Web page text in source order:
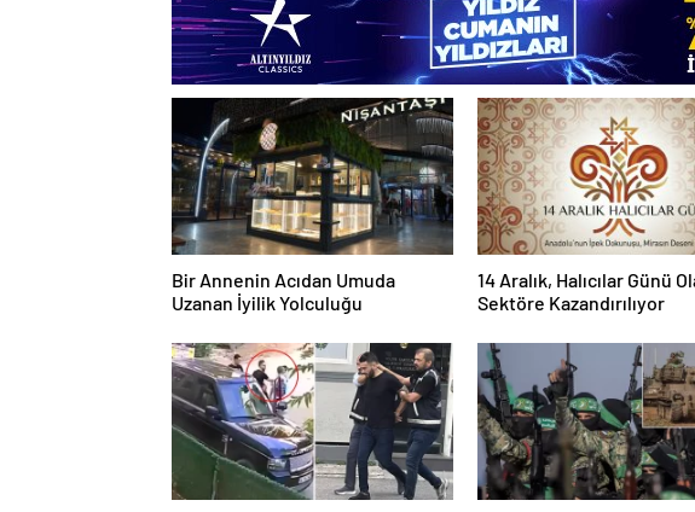
Bir Annenin Acıdan Umuda
Uzanan İyilik Yolculuğu
14 Aralık, Halıcılar Günü
Sektöre Kazandırılıyor